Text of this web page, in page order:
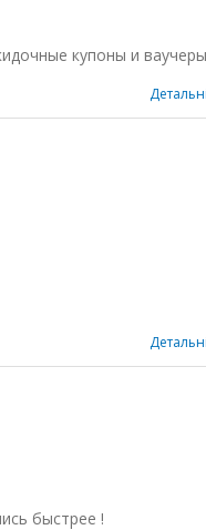
купоны и
быстрее !